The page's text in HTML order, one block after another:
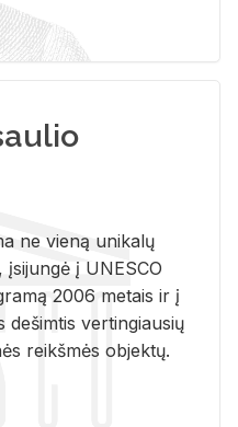
ne vieną unikalų
į UNESCO
2006 metais ir į
dešimtis vertingiausių
reikšmės objektų.